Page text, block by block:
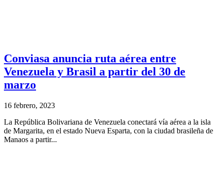
Conviasa anuncia ruta aérea entre
Venezuela y Brasil a partir del 30 de
marzo
16 febrero, 2023
La República Bolivariana de Venezuela conectará vía aérea a la isla
de Margarita, en el estado Nueva Esparta, con la ciudad brasileña de
Manaos a partir...